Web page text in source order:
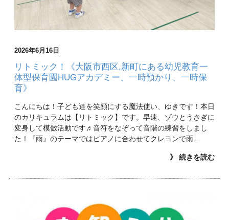
2026年6月16日
リトミック！《大阪市西区,新町にある幼児教育一
体型保育園HUGアカデミー、一時預かり、一時保
育》
こんにちは！子ども達を笑顔にする魔法使い、ゆきです！本日
のカリキュラムは【リトミック】です。早速、ゾウとうさぎに
変身して模倣活動です♬音符をなぞって音階の練習をしまし
た！『雨』のテーマではピアノに合わせてクレヨンで雨…
》 続きを読む